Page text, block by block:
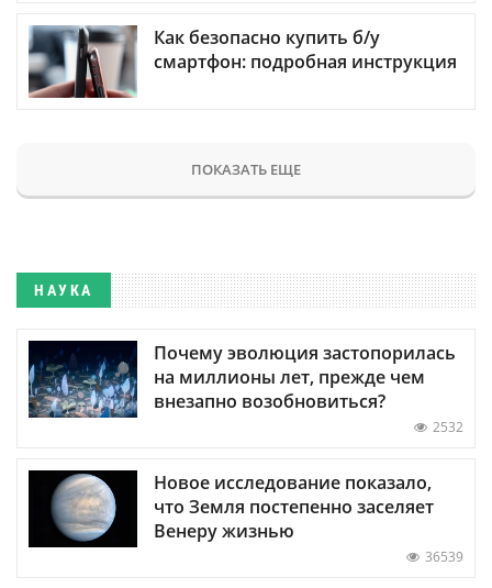
Как безопасно купить б/у
смартфон: подробная инструкция
ПОКАЗАТЬ ЕЩЕ
НАУКА
Почему эволюция застопорилась
на миллионы лет, прежде чем
внезапно возобновиться?
2532
Новое исследование показало,
что Земля постепенно заселяет
Венеру жизнью
36539